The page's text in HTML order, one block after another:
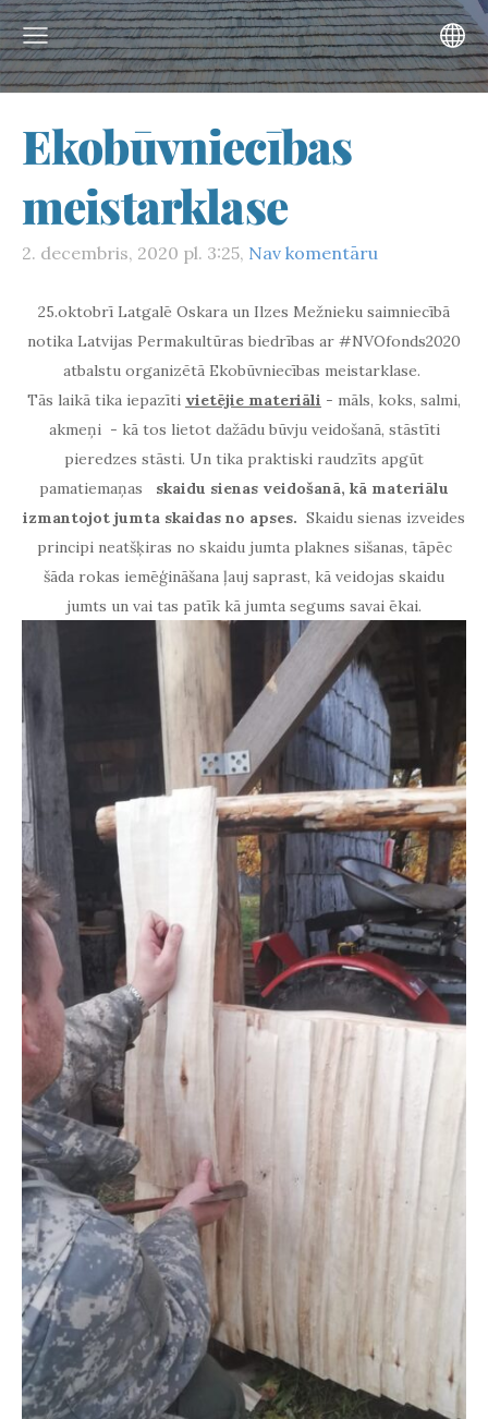
Ekobūvniecības
meistarklase
2. decembris, 2020 pl. 3:25, Nav komentāru
25.oktobrī Latgalē Oskara un Ilzes Mežnieku saimniecībā
notika Latvijas Permakultūras biedrības ar #NVOfonds2020
atbalstu organizētā Ekobūvniecības meistarklase.
Tās laikā tika iepazīti vietējie materiāli - māls, koks, salmi,
akmeņi - kā tos lietot dažādu būvju veidošanā, stāstīti
pieredzes stāsti. Un tika praktiski raudzīts apgūt
pamatiemaņas
skaidu sienas veidošanā, kā materiālu
izmantojot jumta skaidas no apses. Skaidu sienas izveides
principi neatšķiras no skaidu jumta plaknes sišanas, tāpēc
šāda rokas iemēģināšana ļauj saprast, kā veidojas skaidu
jumts un vai tas patīk kā jumta segums savai ēkai.